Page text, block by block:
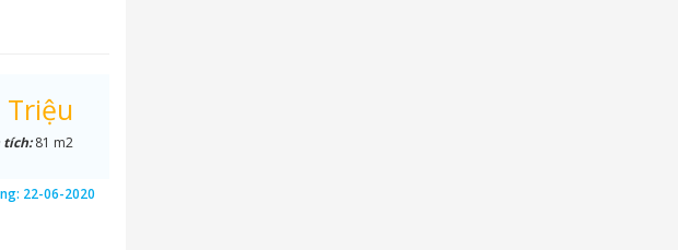
Triệu
tích:81 m2
22-06-2020